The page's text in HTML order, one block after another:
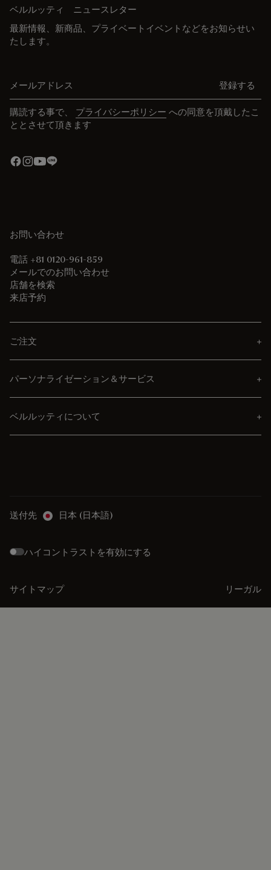
ベルルッティ ニュースレター
最新情報、新商品、プライベートイベントなどをお知らせい
たします。
登録する
購読する事で、 プライバシーポリシー への同意を頂戴したこ
ととさせて頂きます
お問い合わせ
電話 +81 0120-961-859
メールでのお問い合わせ
店舗を検索
来店予約
ご注文
パーソナライゼーション＆サービス
ベルルッティについて
送付先 日本 (日本語)
ハイコントラストを有効にする
サイトマップ リーガル